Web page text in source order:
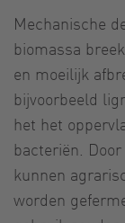
Mechanische
biomassa
en moeilijk
bijvoorbeeld
het het
bacteriën.
kunnen
worden